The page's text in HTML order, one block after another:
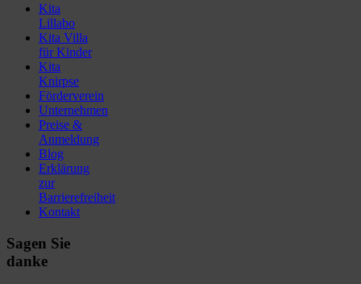
Kita
Lillabo
Kita Villa
für Kinder
Kita
Knirpse
Förderverein
Unternehmen
Preise &
Anmeldung
Blog
Erklärung
zur
Barrierefreiheit
Kontakt
Sagen Sie
danke